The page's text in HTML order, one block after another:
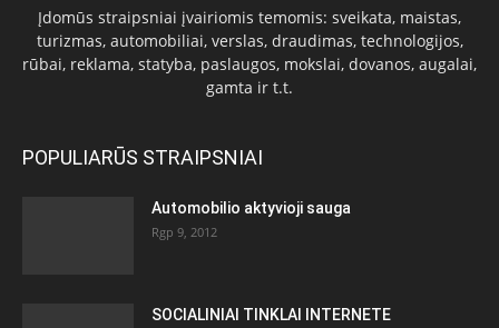
Įdomūs straipsniai įvairiomis temomis: sveikata, maistas,
turizmas, automobiliai, verslas, draudimas, technologijos,
rūbai, reklama, statyba, paslaugos, mokslai, dovanos, augalai,
gamta ir t.t.
POPULIARŪS STRAIPSNIAI
Automobilio aktyvioji sauga
Rgp 9, 2012
SOCIALINIAI TINKLAI INTERNETE